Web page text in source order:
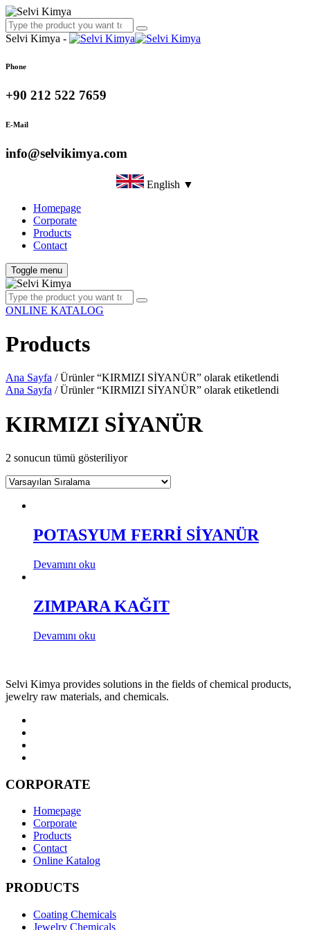
Selvi Kimya -
Phone
+90 212 522 7659
E-Mail
info@selvikimya.com
English ▼
Homepage
Corporate
Products
Contact
Toggle menu
ONLINE KATALOG
Products
Ana Sayfa / Ürünler “KIRMIZI SİYANÜR” olarak etiketlendi
Ana Sayfa / Ürünler “KIRMIZI SİYANÜR” olarak etiketlendi
KIRMIZI SİYANÜR
2 sonucun tümü gösteriliyor
POTASYUM FERRİ SİYANÜR
Devamını oku
ZIMPARA KAĞIT
Devamını oku
Selvi Kimya provides solutions in the fields of chemical products,
jewelry raw materials, and chemicals.
CORPORATE
Homepage
Corporate
Products
Contact
Online Katalog
PRODUCTS
Coating Chemicals
Jewelry Chemicals